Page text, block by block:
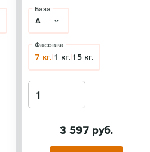
3 597 руб.
База
Фасовка
7 кг. 1 кг. 15 кг.